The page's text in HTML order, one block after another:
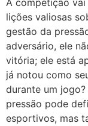
A competição vai
lições valiosas
gestão da
adversário, ele
vitória; ele está
já notou como
durante um
pressão pode
esportivos, mas